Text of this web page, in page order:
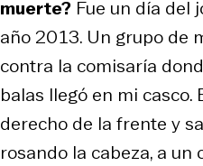
muerte? Fue un día del
año 2013. Un grupo de
contra la comisaría
balas llegó en mi
derecho de la frente y
rosando la cabeza, a un